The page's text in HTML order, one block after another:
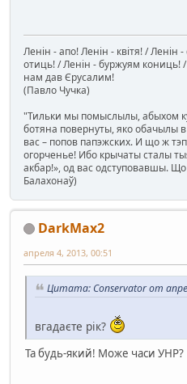
Ленін - апо! Ленін - квітя! / Ленін -
отиць! / Ленін - буржуям кониць!
нам дав Єрусалим!
(Павло Чучка)
"Тильки мы помыслылы, абыхом
ботяна повернуты, яко обачылы
вас – попов папэжских. И що ж
огорченье! Ибо крычаты сталы
акбар!», од вас одступовавшы.
Балахонаў)
DarkMax2
апреля 4, 2013, 00:51
Цитата: Conservator от
вгадаєте рік?
Та будь-який! Може часи УНР?